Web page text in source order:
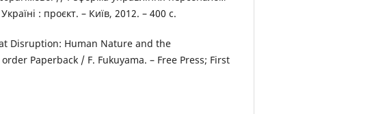
: проєкт. – Київ, 2012. – 400 с.
Disruption: Human Nature and the
Paperback / F. Fukuyama. – Free Press; First